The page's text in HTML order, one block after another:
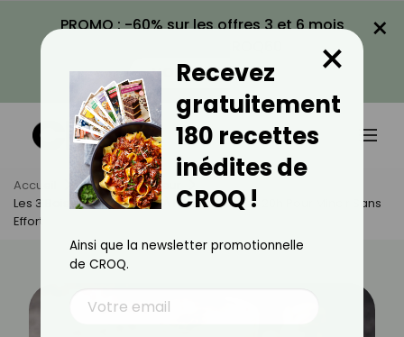
PROMO : -60% sur les offres 3 et 6 mois
VOIR LA PROMO
×
Accueil Actus
Minceur
Les 3 Boissons Naturelles À Prendre Après 20h Pour Mincir Sans
Effort
Recevez
gratuitement
180 recettes
inédites de
CROQ !
×
Ainsi que la newsletter promotionnelle
de CROQ.